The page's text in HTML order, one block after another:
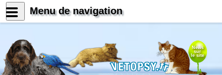
News
sur
le site
Menu de navigation